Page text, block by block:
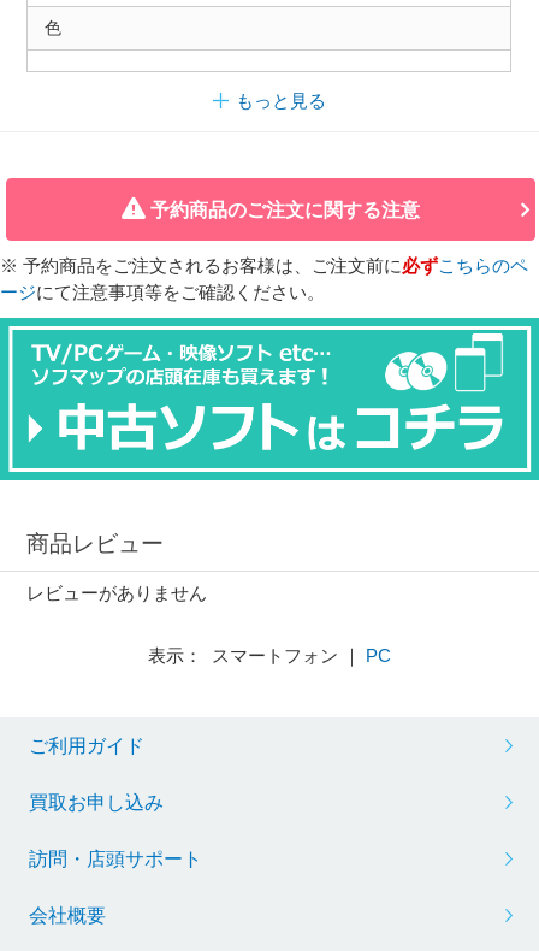
色
もっと見る
予約商品のご注文に関する注意
※ 予約商品をご注文されるお客様は、ご注文前に必ずこちらのペ
ージにて注意事項等をご確認ください。
商品レビュー
レビューがありません
表示： スマートフォン ｜ PC
ご利用ガイド
買取お申し込み
訪問・店頭サポート
会社概要